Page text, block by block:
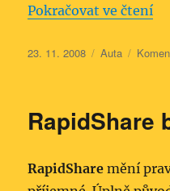
Pokračovat ve čtení
Publikováno:
23. 11. 2008 Rubriky:
Auta
RapidShare
RapidShare mění